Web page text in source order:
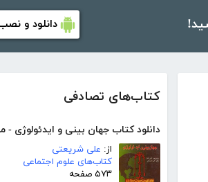
دانلود و
کتاب‌های تصادفی
دانلود کتاب جهان بینی و ایدئولوژی -
از: علی شریعتی
کتاب‌های علوم اجتماعی
۵۷۳ صفحه